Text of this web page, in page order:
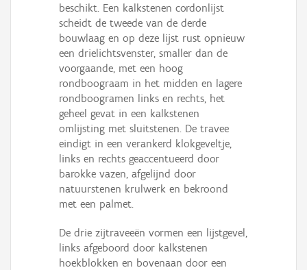
beschikt. Een kalkstenen cordonlijst
scheidt de tweede van de derde
bouwlaag en op deze lijst rust opnieuw
een drielichtsvenster, smaller dan de
voorgaande, met een hoog
rondboograam in het midden en lagere
rondboogramen links en rechts, het
geheel gevat in een kalkstenen
omlijsting met sluitstenen. De travee
eindigt in een verankerd klokgeveltje,
links en rechts geaccentueerd door
barokke vazen, afgelijnd door
natuurstenen krulwerk en bekroond
met een palmet.
De drie zijtraveeën vormen een lijstgevel,
links afgeboord door kalkstenen
hoekblokken en bovenaan door een